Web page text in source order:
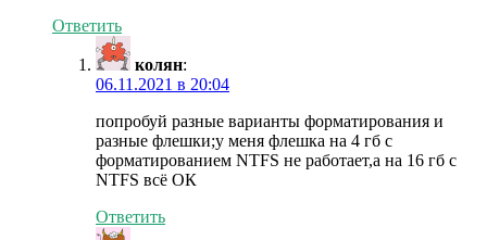
Ответить
колян:
06.11.2021 в 20:04
попробуй разные варианты форматирования и
разные флешки;у меня флешка на 4 гб с
форматированием NTFS не работает,а на 16 гб с
NTFS всë ОК
Ответить